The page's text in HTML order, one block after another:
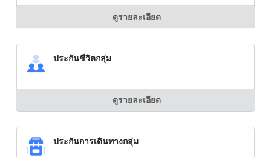
ดูรายละเอียด
ประกันชีวิตกลุ่ม
ดูรายละเอียด
ประกันการเดินทางกลุ่ม